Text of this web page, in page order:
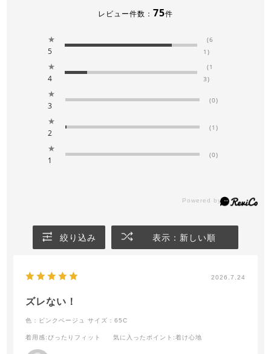
レビュー件数： 75件
★
5
(6
1)
★
4
(1
3)
★
3
(0)
★
2
(1)
★
1
(0)
絞り込み 表示：新しい順
2026.7.24
ズレない！
色：ピンクベージュ サイズ：65C
着用感:ぴったりフィット 気に入ったポイント :着け心地